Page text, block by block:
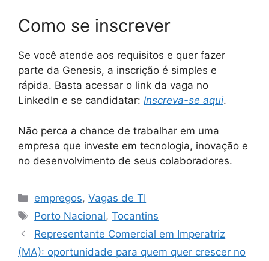
Como se inscrever
Se você atende aos requisitos e quer fazer
parte da Genesis, a inscrição é simples e
rápida. Basta acessar o link da vaga no
LinkedIn e se candidatar: Inscreva-se aqui.
Não perca a chance de trabalhar em uma
empresa que investe em tecnologia, inovação e
no desenvolvimento de seus colaboradores.
Categories
empregos,Vagas de TI
Tags
Porto Nacional,Tocantins
Representante Comercial em Imperatriz
(MA): oportunidade para quem quer crescer no